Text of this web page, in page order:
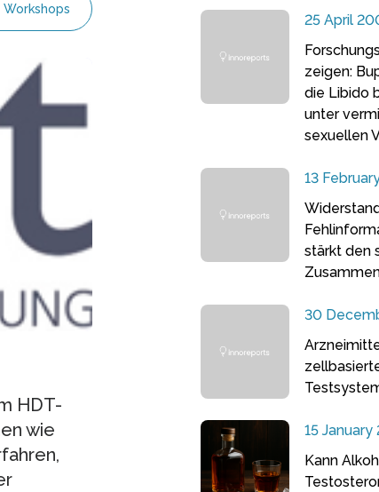
Workshops
HDT-
wie
25 April
zeigen:
die Libido
unter
sexuellen
13
stärkt den
30
15
Kann